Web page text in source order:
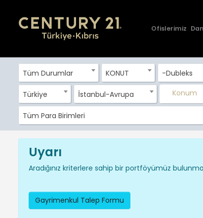
Ofislerimiz
Tüm Durumlar KONUT -Dubleks
Türkiye İstanbul-Avrupa Konum
Tüm Para Birimleri
Uyarı
Aradığınız kriterlere sahip bir portföyümüz
Gayrimenkul Talep Formu